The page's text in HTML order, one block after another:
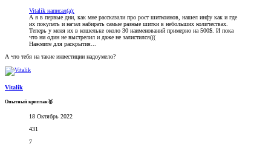
Vitalik написал(а):
А я в первые дни, как мне рассказали про рост шиткоинов, нашел инфу как и где
их покупать и начал набирать самые разные шитки в небольших количествах.
Теперь у меня их в кошельке около 30 наименований примерно на 500$. И пока
что ни один не выстрелил и даже не залистился(((
Нажмите для раскрытия...
А что тебя на такие инвестиции надоумело?
Vitalik
Опытный криптан🥇
18 Октябрь 2022
431
7